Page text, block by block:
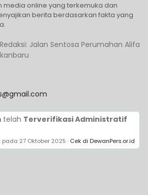
media online yang terkemuka dan
berita berdasarkan fakta yang
Jalan Sentosa Perumahan Alifa
telah Terverifikasi Administratif
pada 27 Oktober 2025 · Cek di DewanPers.or.id